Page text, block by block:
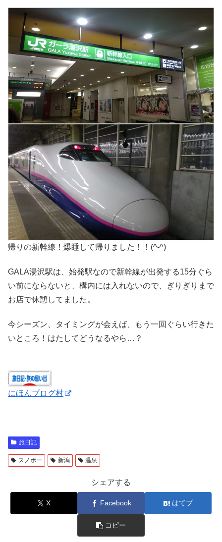
帰りの新幹線！爆睡して帰りました！！(^-^)
GALA湯沢駅は、始発駅なので新幹線が出発する15分ぐら
い前にならないと、構内には入れないので、ぎりぎりまで
お店で休憩してました。
今シーズン、タイミングが会えば、もう一回ぐらい行きた
いところ！はたしてどうなるやら…？
にほんブログ村
旅日記
スノボー 新潟 温泉
シェアする
X Facebook はてブ
コピー